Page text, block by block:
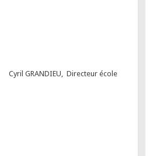
Cyril GRANDIEU, Directeur école